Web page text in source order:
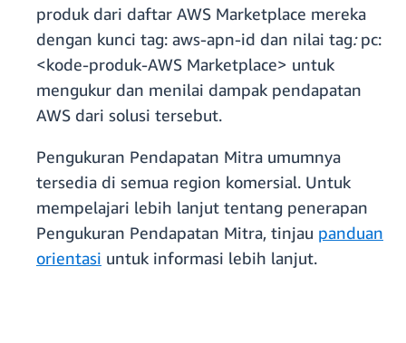
produk dari daftar AWS Marketplace mereka
dengan kunci tag: aws-apn-id dan nilai tag:pc:
<kode-produk-AWS Marketplace> untuk
mengukur dan menilai dampak pendapatan
AWS dari solusi tersebut.
Pengukuran Pendapatan Mitra umumnya
tersedia di semua region komersial. Untuk
mempelajari lebih lanjut tentang penerapan
Pengukuran Pendapatan Mitra, tinjau panduan
orientasi untuk informasi lebih lanjut.